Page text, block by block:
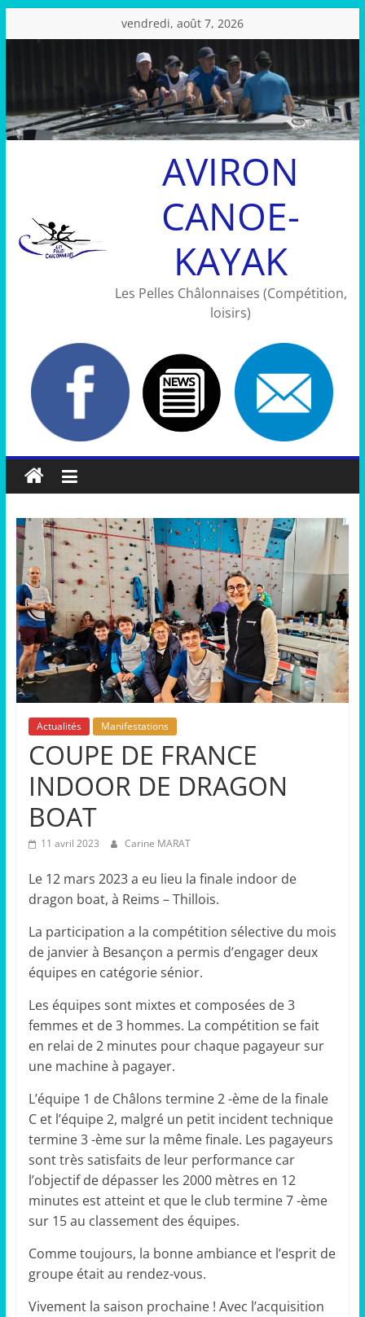
au
vendredi, août 7, 2026
AVIRON
CANOE-
KAYAK
Les Pelles Châlonnaises (Compétition,
loisirs)
Actualités Manifestations
COUPE DE FRANCE
INDOOR DE DRAGON
BOAT
11 avril 2023 Carine MARAT
Le 12 mars 2023 a eu lieu la finale indoor de
dragon boat, à Reims – Thillois.
La participation a la compétition sélective du mois
de janvier à Besançon a permis d’engager deux
équipes en catégorie sénior.
Les équipes sont mixtes et composées de 3
femmes et de 3 hommes. La compétition se fait
en relai de 2 minutes pour chaque pagayeur sur
une machine à pagayer.
L’équipe 1 de Châlons termine 2 -ème de la finale
C et l’équipe 2, malgré un petit incident technique
termine 3 -ème sur la même finale. Les pagayeurs
sont très satisfaits de leur performance car
l’objectif de dépasser les 2000 mètres en 12
minutes est atteint et que le club termine 7 -ème
sur 15 au classement des équipes.
Comme toujours, la bonne ambiance et l’esprit de
groupe était au rendez-vous.
Vivement la saison prochaine ! Avec l’acquisition